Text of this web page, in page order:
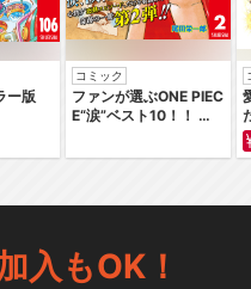
イルプリキュア！
ドキ！プリキュア
ー版
コミック
ファンが選ぶONE PIEC
E“涙”ベスト10！！ ～
編～ カラー版
入もOK！